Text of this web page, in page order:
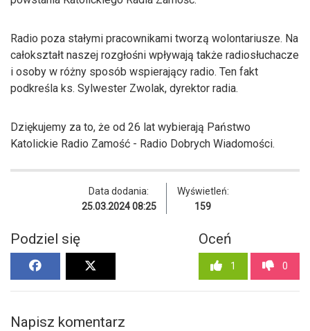
Radio poza stałymi pracownikami tworzą wolontariusze. Na
całokształt naszej rozgłośni wpływają także radiosłuchacze
i osoby w różny sposób wspierający radio. Ten fakt
podkreśla ks. Sylwester Zwolak, dyrektor radia.
Dziękujemy za to, że od 26 lat wybierają Państwo
Katolickie Radio Zamość - Radio Dobrych Wiadomości.
Data dodania:
25.03.2024 08:25
Wyświetleń:
159
Podziel się Oceń
1 0
Napisz komentarz